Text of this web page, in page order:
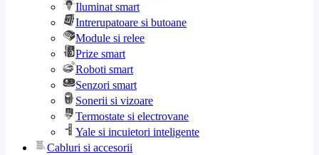
Iluminat smart
Intrerupatoare si butoane
Module si relee
Prize smart
Roboti smart
Senzori smart
Sonerii si vizoare
Termostate si electrovane
Yale si incuietori inteligente
Cabluri si accesorii